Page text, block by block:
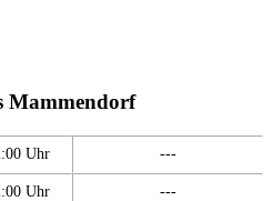
Mammendorf
Uhr ---
Uhr ---